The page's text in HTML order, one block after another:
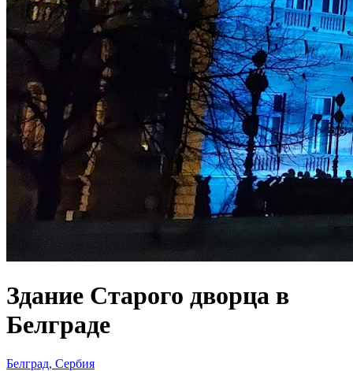
Здание Старого дворца в
Белграде
Белград, Сербия